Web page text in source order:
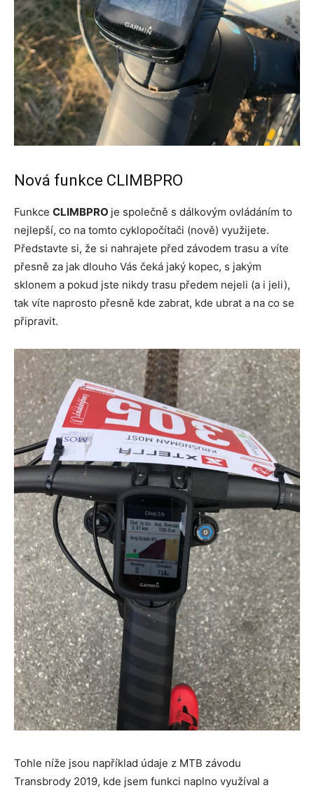
Nová funkce CLIMBPRO
Funkce CLIMBPRO je společně s dálkovým ovládáním to
nejlepší, co na tomto cyklopočítači (nově) využijete.
Představte si, že si nahrajete před závodem trasu a víte
přesně za jak dlouho Vás čeká jaký kopec, s jakým
sklonem a pokud jste nikdy trasu předem nejeli (a i jeli),
tak víte naprosto přesně kde zabrat, kde ubrat a na co se
připravit.
Tohle níže jsou například údaje z MTB závodu
Transbrody 2019, kde jsem funkci naplno využíval a